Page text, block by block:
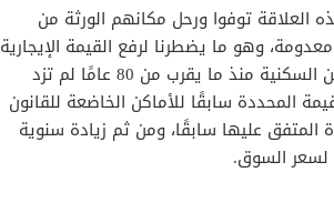
توفوا ورحل مكانهم الورثة من
وهو ما يضطرنا لرفع القيمة الإيجارية
القانونية بالنسبة للأماكن السكنية وغير السكنية، دفعة واحدة، لأن الأماكن السكنية منذ ما يقرب من 80 عامًا لم تزد
رفع القيمة الإيجارية 12 أضعاف سعر القيمة المحددة سابقًا للأماكن الخاضعة للقانون
رفعها إلى 8 أضعاف سعر الوحدة المتفق عليها سابقًا، ومن ثم زيادة سنوية